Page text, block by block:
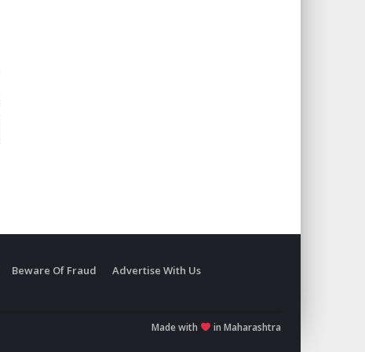
Beware Of Fraud
Advertise With Us
Made with in Maharashtra